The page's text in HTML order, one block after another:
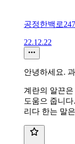
공정한백로247
22.12.22
안녕하세요.
계란의 알끈
도움으 줍니
리다 한는 말